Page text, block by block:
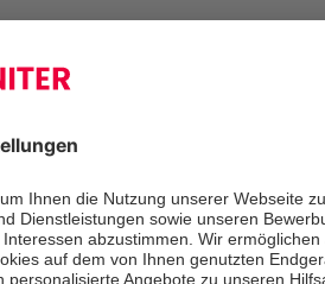
Zu den knapp 300
Gliederungen der
Delegation von
Professor Dr. Michael
„Politik und Moral“.
Der Ordensstatthalter,